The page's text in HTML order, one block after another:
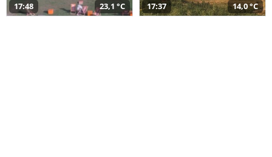
17:48 23,1 °C 17:37 14,0 °C